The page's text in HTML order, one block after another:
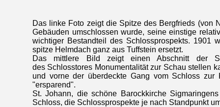
Das linke Foto zeigt die Spitze des Bergfrieds (von
Gebäuden umschlossen wurde, seine einstige
wichtiger Bestandteil des Schlossprospekts. 1901
spitze Helmdach ganz aus Tuffstein ersetzt.
Das mittlere Bild zeigt einen Abschnitt der
des Schlosstores Monumentalität zur Schau stellen
und vorne der überdeckte Gang vom Schloss zur
"ersparend".
St. Johann, die schöne Barockkirche
Schloss, die Schlossprospekte je nach Standpunkt